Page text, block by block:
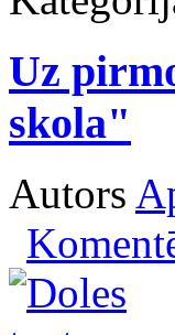
Uz
skola"
Autors